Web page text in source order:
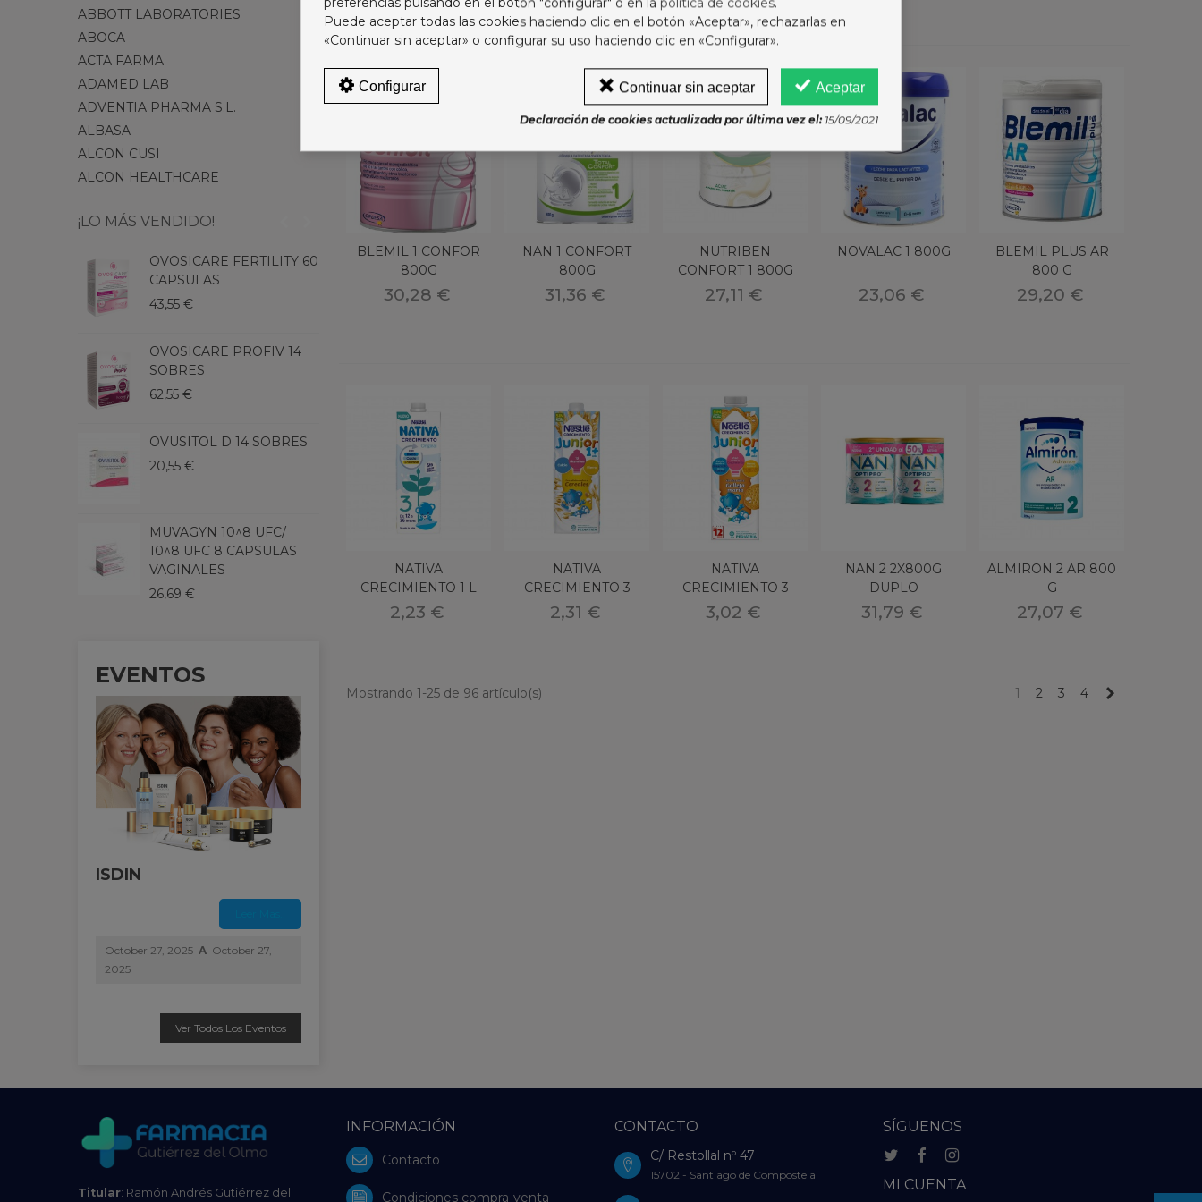
ABBOTT LABORATORIES
ABOCA
ACTA FARMA
ADAMED LAB
ADVENTIA PHARMA S.L.
ALBASA
ALCON CUSI
ALCON HEALTHCARE
¡LO MÁS VENDIDO!
OVOSICARE FERTILITY 60
CAPSULAS
43,55 €
OVOSICARE PROFIV 14
SOBRES
62,55 €
OVUSITOL D 14 SOBRES
20,55 €
MUVAGYN 10^8 UFC/
10^8 UFC 8 CAPSULAS
VAGINALES
26,69 €
TARMED 40 MG/G
FRASCO 150 ML
14,75 €
ALCEDINA CHAMPU
BALNEARIO ALCEDA
12,75 €
SOBRES
29,95 €
EVENTOS
ISDIN
October 27, 2025 A October 27,
2025
Ver Todos Los Eventos
BLEMIL 1 CONFOR
800G
30,28 €
NAN 1 CONFORT
800G
31,36 €
NUTRIBEN
CONFORT 1 800G
27,11 €
NOVALAC 1 800G
23,06 €
BLEMIL PLUS AR
800 G
29,20 €
NATIVA
CRECIMIENTO 1 L
2,23 €
NATIVA
CRECIMIENTO 3
CEREALES 1 L
2,31 €
NATIVA
CRECIMIENTO 3
GALLETA 1L
3,02 €
NAN 2 2X800G
DUPLO
31,79 €
ALMIRON 2 AR 800
G
27,07 €
Mostrando 1-25 de 96 artículo(s) 1 2 3 4
Titular: Ramón Andrés Gutiérrez del
INFORMACIÓN
Contacto
Condiciones compra-venta
CONTACTO
C/ Restollal nº 47
15702 - Santiago de Compostela
SÍGUENOS
MI CUENTA
Puede aceptar todas las cookies haciendo clic en el botón «Aceptar», rechazarlas en
«Continuar sin aceptar» o configurar su uso haciendo clic en «Configurar».
Aceptar
Continuar sin aceptar
Configurar
Declaración de cookies actualizada por última vez el:15/09/2021